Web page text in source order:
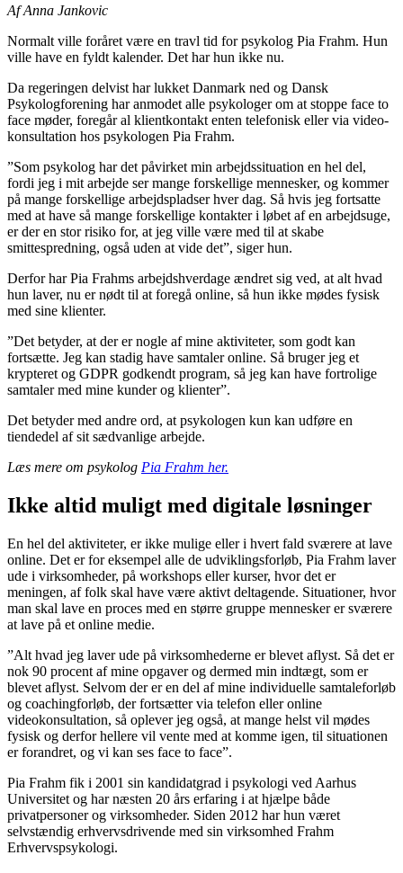
Af Anna Jankovic
Normalt ville foråret være en travl tid for psykolog Pia Frahm. Hun
ville have en fyldt kalender. Det har hun ikke nu.
Da regeringen delvist har lukket Danmark ned og Dansk
Psykologforening har anmodet alle psykologer om at stoppe face to
face møder, foregår al klientkontakt enten telefonisk eller via video-
konsultation hos psykologen Pia Frahm.
”Som psykolog har det påvirket min arbejdssituation en hel del,
fordi jeg i mit arbejde ser mange forskellige mennesker, og kommer
på mange forskellige arbejdspladser hver dag. Så hvis jeg fortsatte
med at have så mange forskellige kontakter i løbet af en arbejdsuge,
er der en stor risiko for, at jeg ville være med til at skabe
smittespredning, også uden at vide det”, siger hun.
Derfor har Pia Frahms arbejdshverdage ændret sig ved, at alt hvad
hun laver, nu er nødt til at foregå online, så hun ikke mødes fysisk
med sine klienter.
”Det betyder, at der er nogle af mine aktiviteter, som godt kan
fortsætte. Jeg kan stadig have samtaler online. Så bruger jeg et
krypteret og GDPR godkendt program, så jeg kan have fortrolige
samtaler med mine kunder og klienter”.
Det betyder med andre ord, at psykologen kun kan udføre en
tiendedel af sit sædvanlige arbejde.
Læs mere om psykolog Pia Frahm her.
Ikke altid muligt med digitale løsninger
En hel del aktiviteter, er ikke mulige eller i hvert fald sværere at lave
online. Det er for eksempel alle de udviklingsforløb, Pia Frahm laver
ude i virksomheder, på workshops eller kurser, hvor det er
meningen, af folk skal have være aktivt deltagende. Situationer, hvor
man skal lave en proces med en større gruppe mennesker er sværere
at lave på et online medie.
”Alt hvad jeg laver ude på virksomhederne er blevet aflyst. Så det er
nok 90 procent af mine opgaver og dermed min indtægt, som er
blevet aflyst. Selvom der er en del af mine individuelle samtaleforløb
og coachingforløb, der fortsætter via telefon eller online
videokonsultation, så oplever jeg også, at mange helst vil mødes
fysisk og derfor hellere vil vente med at komme igen, til situationen
er forandret, og vi kan ses face to face”.
Pia Frahm fik i 2001 sin kandidatgrad i psykologi ved Aarhus
Universitet og har næsten 20 års erfaring i at hjælpe både
privatpersoner og virksomheder. Siden 2012 har hun været
selvstændig erhvervsdrivende med sin virksomhed Frahm
Erhvervspsykologi.